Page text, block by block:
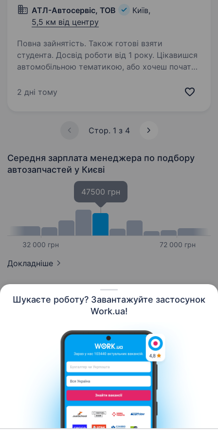
Шукаєте роботу? Завантажуйте застосунок
Work.ua!
АТЛ-Автосервіс, ТОВ
Київ,
5,5 км від центру
Повна зайнятість. Також готові взяти
студента. Досвід роботи від 1 року. Цікавишся
автомобільною тематикою, або хочеш почати
У зв’язку з розширенням штату та відкриттям
2 дні тому
Стор. 1 з 4
Середня зарплата менеджера по подбору
автозапчастей у Києві
32 000 грн
47500 грн
72 000 грн
Докладніше
Контакти Про нас
Кар’єра
Допомога Умови використання